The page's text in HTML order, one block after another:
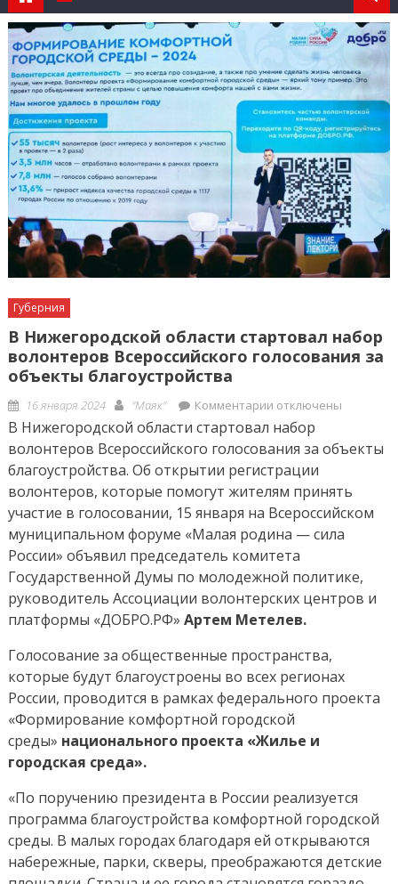
Губерния
В Нижегородской области стартовал набор
волонтеров Всероссийского голосования за
объекты благоустройства
Posted
on
16 января 2024 Author
"Маяк" Комментариик
записи
В
Нижегородской
области
стартовал
набор
Всероссийского
голосования
за
объекты
отключены
В Нижегородской области стартовал набор
волонтеров Всероссийского голосования за объекты
благоустройства. Об открытии регистрации
волонтеров, которые помогут жителям принять
участие в голосовании, 15 января на Всероссийском
муниципальном форуме «Малая родина — сила
России» объявил председатель комитета
Государственной Думы по молодежной политике,
руководитель Ассоциации волонтерских центров и
платформы «ДОБРО.РФ» Артем Метелев.
Голосование за общественные пространства,
которые будут благоустроены во всех регионах
России, проводится в рамках федерального проекта
«Формирование комфортной городской
среды» национального проекта «Жилье и
городская среда».
«По поручению президента в России реализуется
программа благоустройства комфортной городской
среды. В малых городах благодаря ей открываются
набережные, парки, скверы, преображаются детские